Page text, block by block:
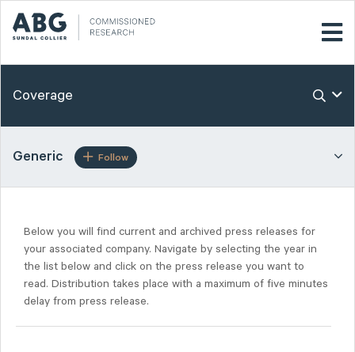
Coverage
Generic Follow
Below you will find current and archived press releases for
your associated company. Navigate by selecting the year in
the list below and click on the press release you want to
read. Distribution takes place with a maximum of five minutes
delay from press release.